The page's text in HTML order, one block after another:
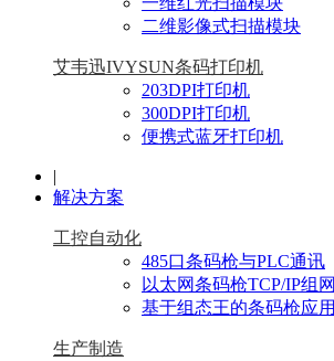
二维影像式扫描模块
艾韦迅IVYSUN条码打印机
203DPI打印机
300DPI打印机
便携式蓝牙打印机
|
解决方案
工控自动化
485口条码枪与PLC通讯
以太网条码枪TCP/IP组网
基于组态王的条码枪应用
生产制造